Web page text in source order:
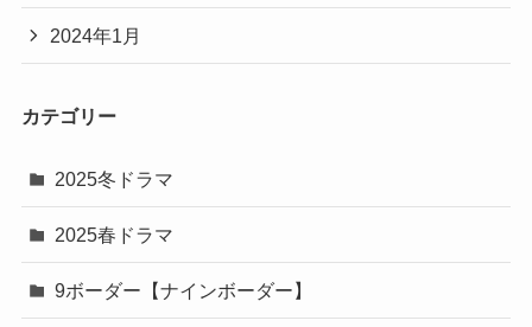
2024年1月
カテゴリー
2025冬ドラマ
2025春ドラマ
9ボーダー【ナインボーダー】